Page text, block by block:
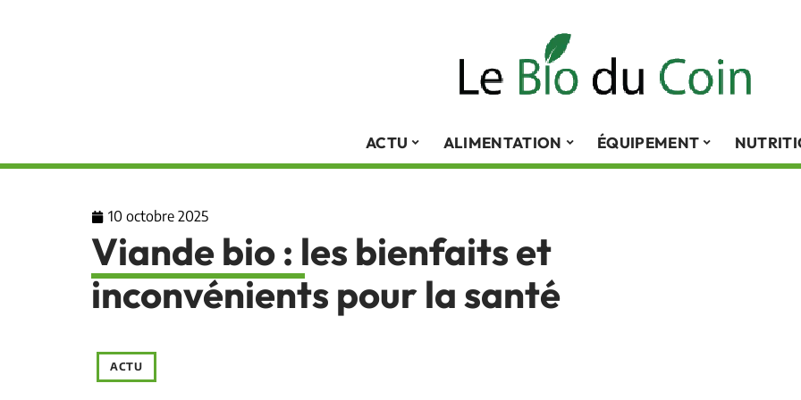
ACTU ALIMENTATION ÉQUIPEMENT
10 octobre 2025
Viande bio : les bienfaits et
inconvénients pour la santé
ACTU